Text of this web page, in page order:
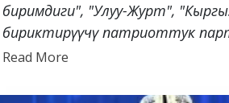
биримдиги", "Улуу-Журт",
бириктирүүчү патриоттук
Read MoreRead
about